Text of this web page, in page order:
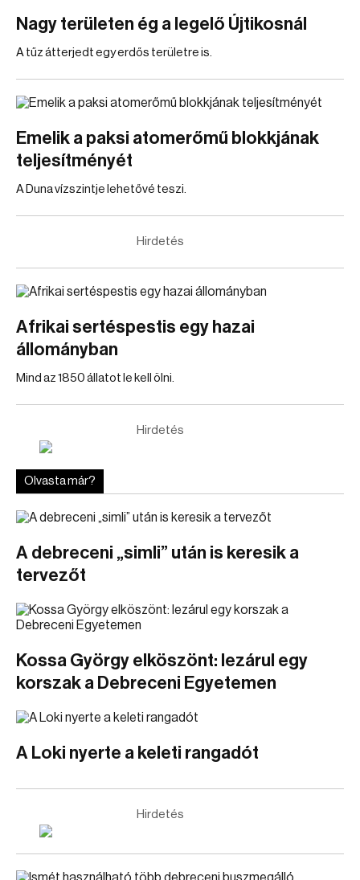
Nagy területen ég a legelő Újtikosnál
A tűz átterjedt egy erdős területre is.
Emelik a paksi atomerőmű blokkjának
teljesítményét
A Duna vízszintje lehetővé teszi.
Hirdetés
Afrikai sertéspestis egy hazai
állományban
Mind az 1850 állatot le kell ölni.
Hirdetés
Olvasta már?
A debreceni „simli” után is keresik a
tervezőt
Kossa György elköszönt: lezárul egy
korszak a Debreceni Egyetemen
A Loki nyerte a keleti rangadót
Hirdetés